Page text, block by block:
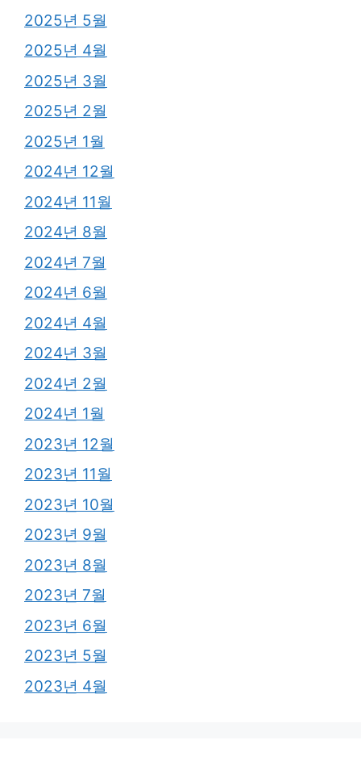
2025년 5월
2025년 4월
2025년 3월
2025년 2월
2025년 1월
2024년 12월
2024년 11월
2024년 8월
2024년 7월
2024년 6월
2024년 4월
2024년 3월
2024년 2월
2024년 1월
2023년 12월
2023년 11월
2023년 10월
2023년 9월
2023년 8월
2023년 7월
2023년 6월
2023년 5월
2023년 4월